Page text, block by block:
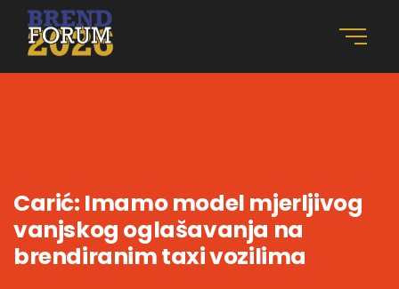
Carić: Imamo model mjerljivog
vanjskog oglašavanja na
brendiranim taxi vozilima